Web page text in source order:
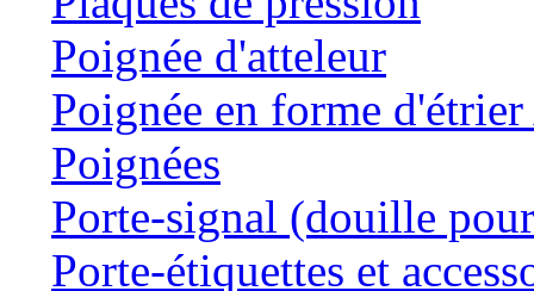
Poignée d'atteleur
Poignée en forme
Poignées
Porte-signal (douille
Porte-étiquettes et